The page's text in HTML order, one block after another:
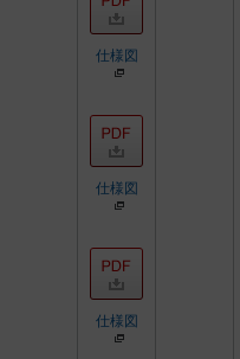
仕様図
仕様図
仕様図